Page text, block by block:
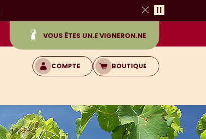
Fermer
VOUS ÊTES UN.E VIGNERON.NE
COMPTE BOUTIQUE